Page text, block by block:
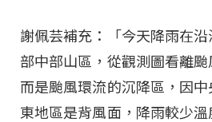
謝佩芸補充：「今天降雨在
部中部山區，從觀測圖看離
而是颱風環流的沉降區，因
東地區是背風面，降雨較少